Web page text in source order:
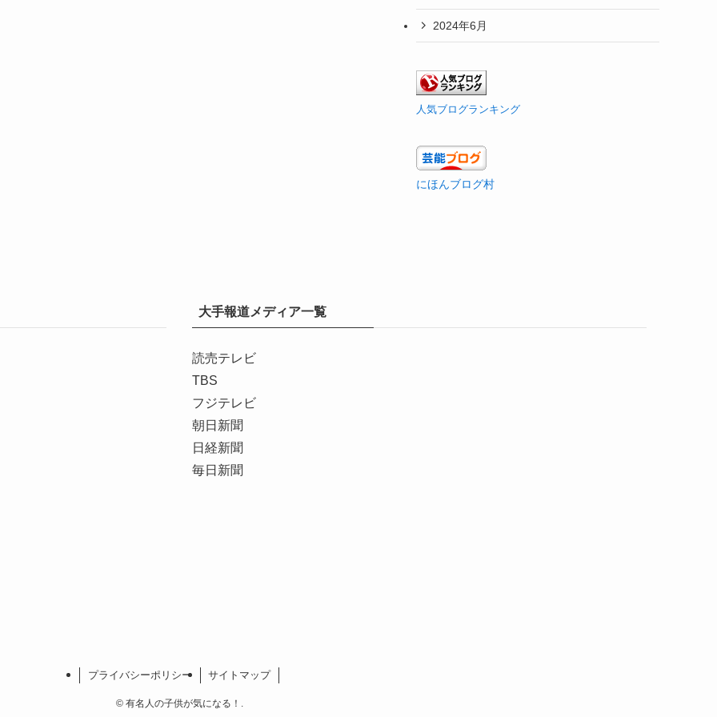
2024年6月
人気ブログランキング
にほんブログ村
大手報道メディア一覧
読売テレビ
TBS
フジテレビ
朝日新聞
日経新聞
毎日新聞
プライバシーポリシー サイトマップ
©有名人の子供が気になる！.